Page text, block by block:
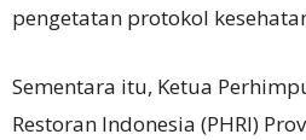
pengetatan protokol
Sementara itu, Ketua
Restoran Indonesia (PHRI)